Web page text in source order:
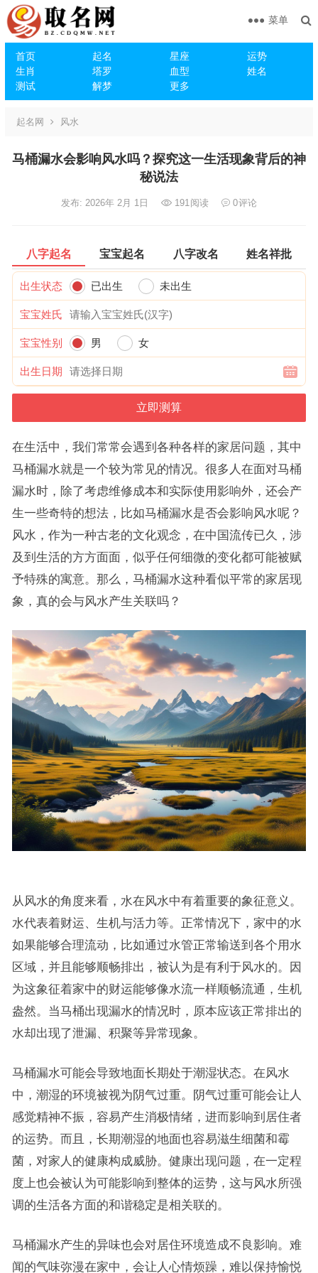
首页 起名 星座
运势
生肖
塔罗 血型
姓名
测试
解梦 更多
菜单
起名网 风水
马桶漏水会影响风水吗？探究这一生活现象背后的神
秘说法
发布: 2026年 2月 1日 191阅读 0评论
八字起名 宝宝起名 八字改名 姓名祥批
出生状态 已出生 未出生
宝宝姓氏
宝宝性别 男 女
出生日期
在生活中，我们常常会遇到各种各样的家居问题，其中
马桶漏水就是一个较为常见的情况。很多人在面对马桶
漏水时，除了考虑维修成本和实际使用影响外，还会产
生一些奇特的想法，比如马桶漏水是否会影响风水呢？
风水，作为一种古老的文化观念，在中国流传已久，涉
及到生活的方方面面，似乎任何细微的变化都可能被赋
予特殊的寓意。那么，马桶漏水这种看似平常的家居现
象，真的会与风水产生关联吗？
从风水的角度来看，水在风水中有着重要的象征意义。
水代表着财运、生机与活力等。正常情况下，家中的水
如果能够合理流动，比如通过水管正常输送到各个用水
区域，并且能够顺畅排出，被认为是有利于风水的。因
为这象征着家中的财运能够像水流一样顺畅流通，生机
盎然。当马桶出现漏水的情况时，原本应该正常排出的
水却出现了泄漏、积聚等异常现象。
马桶漏水可能会导致地面长期处于潮湿状态。在风水
中，潮湿的环境被视为阴气过重。阴气过重可能会让人
感觉精神不振，容易产生消极情绪，进而影响到居住者
的运势。而且，长期潮湿的地面也容易滋生细菌和霉
菌，对家人的健康构成威胁。健康出现问题，在一定程
度上也会被认为可能影响到整体的运势，这与风水所强
调的生活各方面的和谐稳定是相关联的。
马桶漏水产生的异味也会对居住环境造成不良影响。难
闻的气味弥漫在家中，会让人心情烦躁，难以保持愉悦